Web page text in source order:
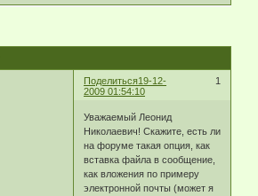
Поделиться 1
19-12-
2009 01:54:10
Уважаемый Леонид
Николаевич! Скажите, есть ли
на форуме такая опция, как
вставка файла в сообщение,
как вложения по примеру
электронной почты (может я